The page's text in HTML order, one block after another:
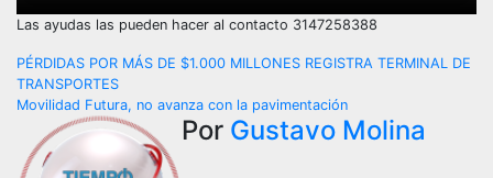
Las ayudas las pueden hacer al contacto 3147258388
Navegación
de
entradas
PÉRDIDAS POR MÁS DE $1.000 MILLONES REGISTRA TERMINAL DE
TRANSPORTES
Movilidad Futura, no avanza con la pavimentación
Por Gustavo Molina